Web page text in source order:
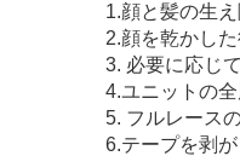
1.顔と髪の生
2.顔を乾かし
3. 必要に応じ
4.ユニットの
5. フルレース
6.テープを剥